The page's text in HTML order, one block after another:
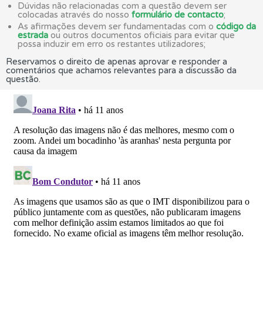
Dúvidas não relacionadas com a questão devem ser
colocadas através do nosso formulário de contacto;
As afirmações devem ser fundamentadas com o código da
estrada ou outros documentos oficiais para evitar que
possa induzir em erro os restantes utilizadores;
Reservamos o direito de apenas aprovar e responder a
comentários que achamos relevantes para a discussão da
questão.